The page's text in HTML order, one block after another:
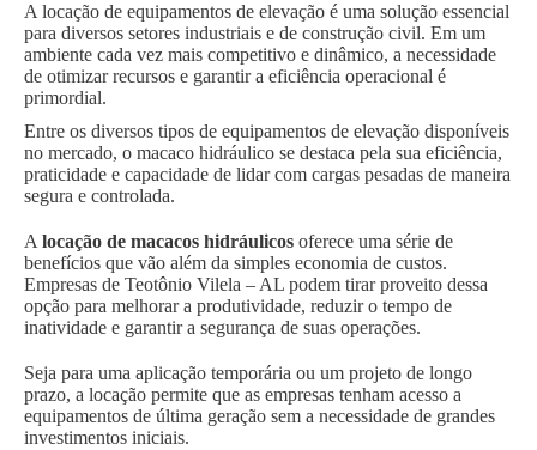
A locação de equipamentos de elevação é uma solução essencial
para diversos setores industriais e de construção civil. Em um
ambiente cada vez mais competitivo e dinâmico, a necessidade
de otimizar recursos e garantir a eficiência operacional é
primordial.
Entre os diversos tipos de equipamentos de elevação disponíveis
no mercado, o macaco hidráulico se destaca pela sua eficiência,
praticidade e capacidade de lidar com cargas pesadas de maneira
segura e controlada.
A locação de macacos hidráulicos oferece uma série de
benefícios que vão além da simples economia de custos.
Empresas de Teotônio Vilela – AL podem tirar proveito dessa
opção para melhorar a produtividade, reduzir o tempo de
inatividade e garantir a segurança de suas operações.
Seja para uma aplicação temporária ou um projeto de longo
prazo, a locação permite que as empresas tenham acesso a
equipamentos de última geração sem a necessidade de grandes
investimentos iniciais.